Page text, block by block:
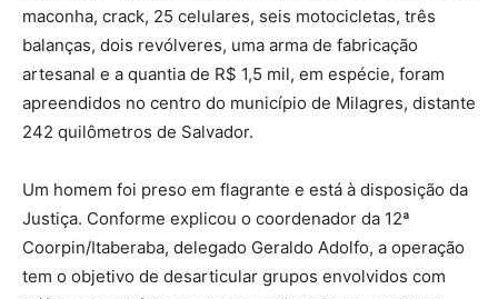
maconha, crack, 25 celulares, seis motocicletas, três
balanças, dois revólveres, uma arma de fabricação
artesanal e a quantia de R$ 1,5 mil, em espécie, foram
apreendidos no centro do município de Milagres, distante
242 quilômetros de Salvador.
Um homem foi preso em flagrante e está à disposição da
Justiça. Conforme explicou o coordenador da 12ª
Coorpin/Itaberaba, delegado Geraldo Adolfo, a operação
tem o objetivo de desarticular grupos envolvidos com